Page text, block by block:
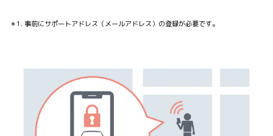
＊1. 事前にサポートアドレス（メールアドレス）の登録が必要です。